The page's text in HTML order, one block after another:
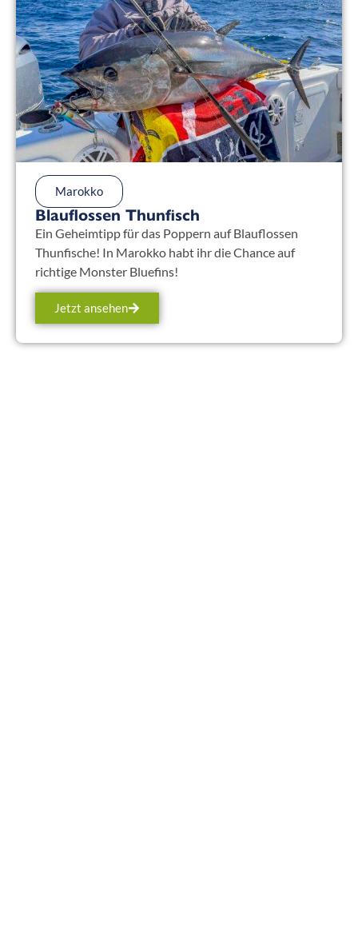
Marokko
Blauflossen Thunfisch
Ein Geheimtipp für das Poppern auf Blauflossen
Thunfische! In Marokko habt ihr die Chance auf
richtige Monster Bluefins!
Jetzt ansehen